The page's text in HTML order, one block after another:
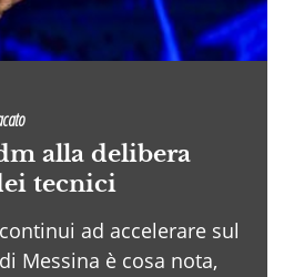
alla delibera
tecnici
ad accelerare sul
Messina è cosa nota,